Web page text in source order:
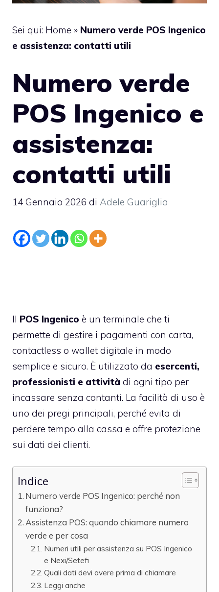
Sei qui: Home » Numero verde POS Ingenico
e assistenza: contatti utili
Numero verde
POS Ingenico e
assistenza:
contatti utili
14 Gennaio 2026 di Adele Guariglia
Il POS Ingenico è un terminale che ti
permette di gestire i pagamenti con carta,
contactless o wallet digitale in modo
semplice e sicuro. È utilizzato da esercenti,
professionisti e attività di ogni tipo per
incassare senza contanti. La facilità di uso è
uno dei pregi principali, perché evita di
perdere tempo alla cassa e offre protezione
sui dati dei clienti.
Indice
Numero verde POS Ingenico: perché non
funziona?
Assistenza POS: quando chiamare numero
verde e per cosa
Numeri utili per assistenza su POS Ingenico
e Nexi/Setefi
Quali dati devi avere prima di chiamare
Leggi anche